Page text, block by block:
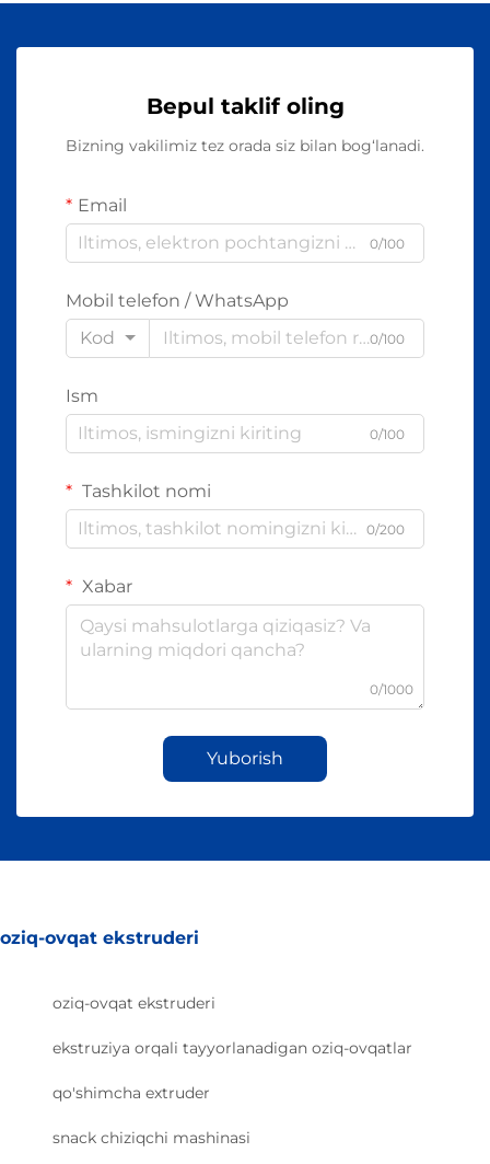
Bepul taklif oling
Bizning vakilimiz tez orada siz bilan bog‘lanadi.
Email
0/100
Mobil telefon / WhatsApp
Kod
0/100
Ism
0/100
Tashkilot nomi
0/200
Xabar
0/1000
Yuborish
oziq-ovqat ekstruderi
oziq-ovqat ekstruderi
ekstruziya orqali tayyorlanadigan oziq-ovqatlar
qo'shimcha extruder
snack chiziqchi mashinasi